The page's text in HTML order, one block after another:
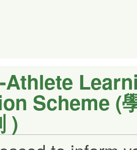
Scheme (
)